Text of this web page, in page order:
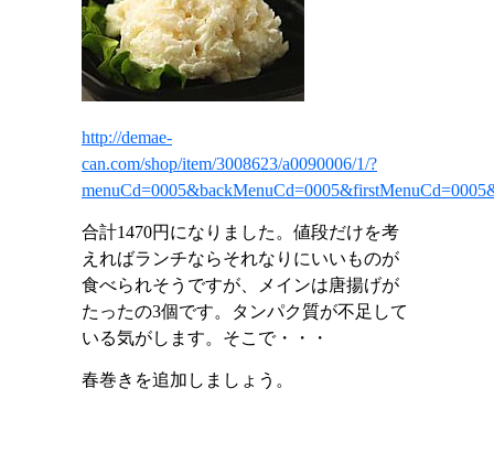
http://demae-
can.com/shop/item/3008623/a0090006/1/?
合計1470円になりました。値段だけを考
えればランチならそれなりにいいものが
食べられそうですが、メインは唐揚げが
たったの3個です。タンパク質が不足して
いる気がします。そこで・・・
春巻きを追加しましょう。